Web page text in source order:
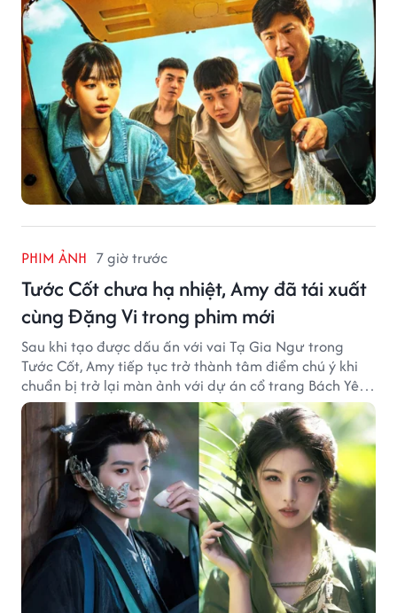
PHIM ẢNH 7 giờ trước
Tước Cốt chưa hạ nhiệt, Amy đã tái xuất
cùng Đặng Vi trong phim mới
Sau khi tạo được dấu ấn với vai Tạ Gia Ngư trong
Tước Cốt, Amy tiếp tục trở thành tâm điểm chú ý khi
chuẩn bị trở lại màn ảnh với dự án cổ trang Bách Yêu
Phổ.